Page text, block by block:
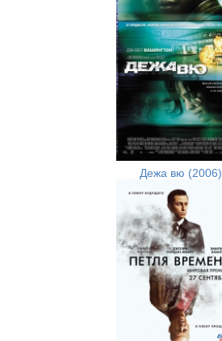
Дежа вю (2006)